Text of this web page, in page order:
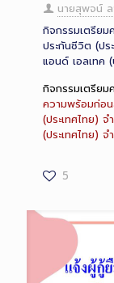
นายสุพจน์
กิจกรรมเตรีย
ประกันชีวิต (ปร
แอนด์ เอลเทค
กิจกรรมเตรีย
ความพร้อมก่อ
(ประเทศไทย)
(ประเทศไทย) จ
5